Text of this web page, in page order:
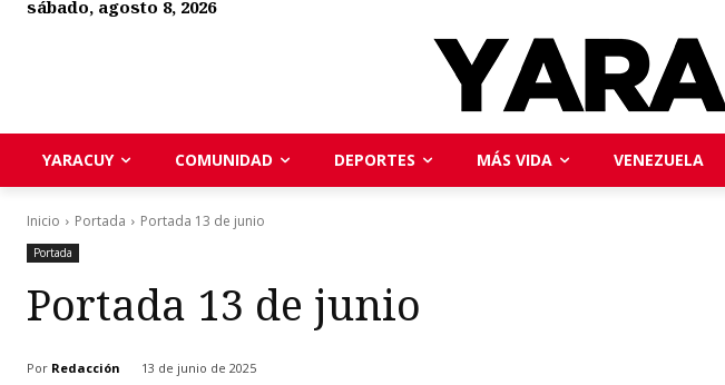
sábado, agosto 8, 2026
YARACUY COMUNIDAD DEPORTES MÁS VIDA VENEZUELA
Inicio Portada Portada 13 de junio
Portada
Portada 13 de junio
Por Redacción 13 de junio de 2025